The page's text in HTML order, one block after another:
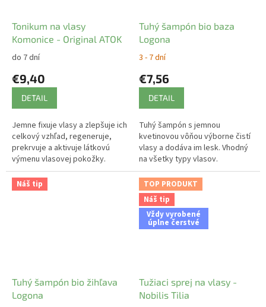
Tonikum na vlasy
Komonice - Original ATOK
do 7 dní
€9,40
DETAIL
Jemne fixuje vlasy a zlepšuje ich
celkový vzhľad, regeneruje,
prekrvuje a aktivuje látkovú
výmenu vlasovej pokožky.
Tuhý šampón bio baza
Logona
3 - 7 dní
€7,56
DETAIL
Tuhý šampón s jemnou
kvetinovou vôňou výborne čistí
vlasy a dodáva im lesk. Vhodný
na všetky typy vlasov.
Ekologické balenie výrobku je
úplne bez plastov. Zero waste
kozmetika.
Náš tip
Tuhý šampón bio žihľava
Logona
TOP PRODUKT
Náš tip
Vždy vyrobené
úplne čerstvé
Tužiaci sprej na vlasy -
Nobilis Tilia